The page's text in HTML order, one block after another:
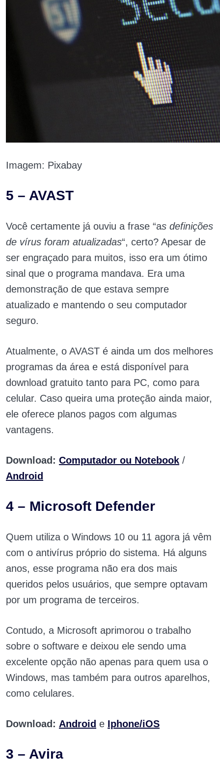
Imagem: Pixabay
5 – AVAST
Você certamente já ouviu a frase “as definições
de vírus foram atualizadas“, certo? Apesar de
ser engraçado para muitos, isso era um ótimo
sinal que o programa mandava. Era uma
demonstração de que estava sempre
atualizado e mantendo o seu computador
seguro.
Atualmente, o AVAST é ainda um dos melhores
programas da área e está disponível para
download gratuito tanto para PC, como para
celular. Caso queira uma proteção ainda maior,
ele oferece planos pagos com algumas
vantagens.
Download: Computador ou Notebook /
Android
4 – Microsoft Defender
Quem utiliza o Windows 10 ou 11 agora já vêm
com o antivírus próprio do sistema. Há alguns
anos, esse programa não era dos mais
queridos pelos usuários, que sempre optavam
por um programa de terceiros.
Contudo, a Microsoft aprimorou o trabalho
sobre o software e deixou ele sendo uma
excelente opção não apenas para quem usa o
Windows, mas também para outros aparelhos,
como celulares.
Download: Android e Iphone/iOS
3 – Avira